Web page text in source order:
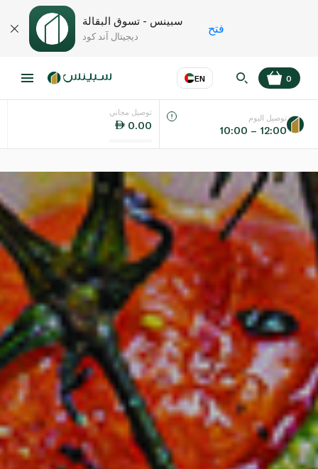
سبينس - تسوق البقالة
ديجيتال آند كود
فتح
EN
اللغة عر
UAE
KSA
0
توصيل مجاني
0.00
توصيل اليوم
10:00 – 12:00